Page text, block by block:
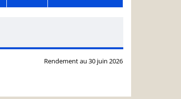
Rendement au 30 juin 2026